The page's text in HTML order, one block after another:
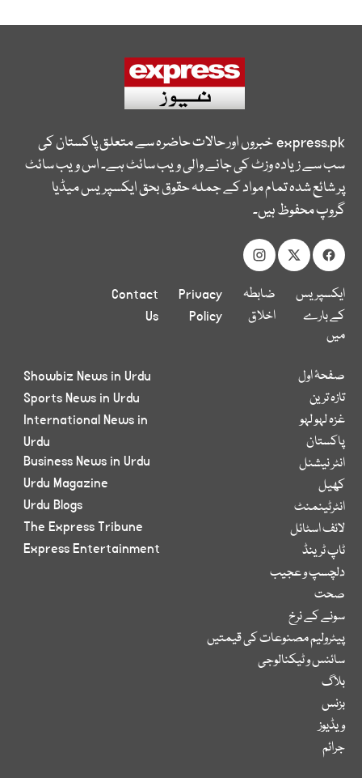
express.pkخبروں اور حالات حاضرہ سے متعلق پاکستان کی
سب سے زیادہ وزٹ کی جانے والی ویب سائٹ ہے۔ اس ویب سائٹ
پر شائع شدہ تمام مواد کے جملہ حقوق بحق ایکسپریس میڈیا
گروپ محفوظ ہیں۔
ایکسپریس
کے بارے
میں
ضابطہ
اخلاق
Privacy
Policy
Contact
Us
صفحۂ اول
تازہ ترین
غزہ لہو لہو
پاکستان
انٹر نیشنل
کھیل
انٹرٹینمنٹ
لائف اسٹائل
ٹاپ ٹرینڈ
دلچسپ و عجیب
صحت
سونے کے نرخ
پیٹرولیم مصنوعات کی قیمتیں
سائنس و ٹیکنالوجی
بلاگ
بزنس
ویڈیوز
جرائم
Showbiz News in Urdu
Sports News in Urdu
International News in
Urdu
Business News in Urdu
Urdu Magazine
Urdu Blogs
The Express Tribune
Express Entertainment